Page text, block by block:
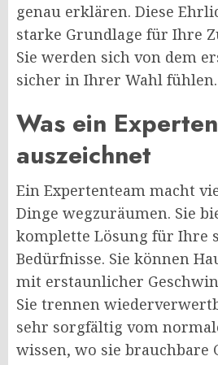
genau erklären. Diese
starke Grundlage für Ihre
Sie werden sich von dem
sicher in Ihrer Wahl fühlen.
Was ein
auszeichnet
Ein Expertenteam macht
Dinge wegzuräumen. Sie
komplette Lösung für Ihre
Bedürfnisse. Sie können
mit erstaunlicher
Sie trennen
sehr sorgfältig vom
wissen, wo sie brauchbare